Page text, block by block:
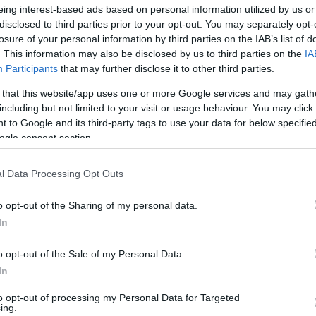
interest-based ads based on personal information utilized by us
to third parties prior to your opt-out. You may separately
of your personal information by third parties on the IAB’s list of
This information may also be disclosed by us to third parties on the
Participants that may further disclose it to other third parties.
that this website/app uses one or more Google services and may
but not limited to your visit or usage behaviour. You may
to Google and its third-party tags to use your data for below
consent section.
Data Processing Opt Outs
opt-out of the Sharing of my personal data.
opt-out of the Sale of my Personal Data.
opt-out of processing my Personal Data for Targeted
hozott, amikor a piac bezárásáról döntött –
Ezzel az intézkedéssel lehetővé tette, hogy
ellen. Aki ismeri a piacot, tisztában van vele,
arról is, úgy történt meg a bezárás, hogy az
Soron kívül közterület-használati
további helyszín kiválasztása folyamatban van.
a vásárlásokat ezzel a megoldással időben és
hogy melyik piaci árus hol található.
érvényben lesz, míg a vészhelyzet nem
Kitért arra is, szeretnék, ha a közterületi árusok
óráig tartó időpontot választják. A polgármester
szükség lesz helyi termékek biztosítására, de
termelői piac.
közterület-használati főelőadóhoz lehet fordulni